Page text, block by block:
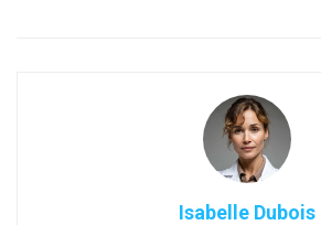
Isabelle Dubois